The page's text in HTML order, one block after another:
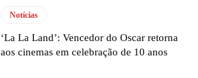
Notícias
‘La La Land’: Vencedor do Oscar retorna
aos cinemas em celebração de 10 anos